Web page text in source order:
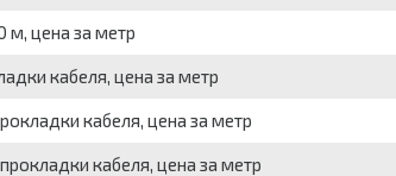
м, цена за метр
кабеля, цена за метр
кабеля, цена за метр
кабеля, цена за метр